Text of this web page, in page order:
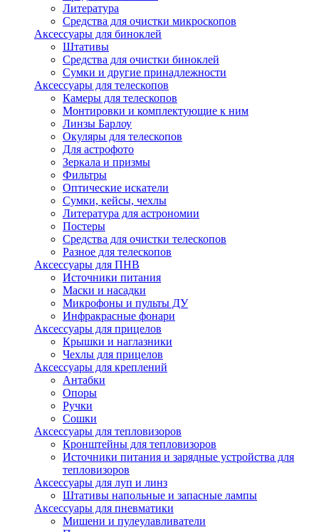
Литература
Средства для очистки микроскопов
Аксессуары для биноклей
Штативы
Средства для очистки биноклей
Сумки и другие принадлежности
Аксессуары для телескопов
Камеры для телескопов
Монтировки и комплектующие к ним
Линзы Барлоу
Окуляры для телескопов
Для астрофото
Зеркала и призмы
Фильтры
Оптические искатели
Сумки, кейсы, чехлы
Литература для астрономии
Постеры
Средства для очистки телескопов
Разное для телескопов
Аксессуары для ПНВ
Источники питания
Маски и насадки
Микрофоны и пульты ДУ
Инфракрасные фонари
Аксессуары для прицелов
Крышки и наглазники
Чехлы для прицелов
Аксессуары для креплений
Антабки
Опоры
Ручки
Сошки
Аксессуары для тепловизоров
Кронштейны для тепловизоров
Источники питания и зарядные устройства для
тепловизоров
Аксессуары для луп и линз
Штативы напольные и запасные лампы
Аксессуары для пневматики
Мишени и пулеулавливатели